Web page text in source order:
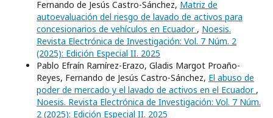
Fernando de Jesús Castro-Sánchez, Matriz de
autoevaluación del riesgo de lavado de activos para
concesionarios de vehículos en Ecuador , Noesis.
Revista Electrónica de Investigación: Vol. 7 Núm. 2
(2025): Edición Especial II. 2025
Pablo Efraín Ramírez-Erazo, Gladis Margot Proaño-
Reyes, Fernando de Jesús Castro-Sánchez, El abuso de
poder de mercado y el lavado de activos en el Ecuador ,
Noesis. Revista Electrónica de Investigación: Vol. 7 Núm.
2 (2025): Edición Especial II. 2025